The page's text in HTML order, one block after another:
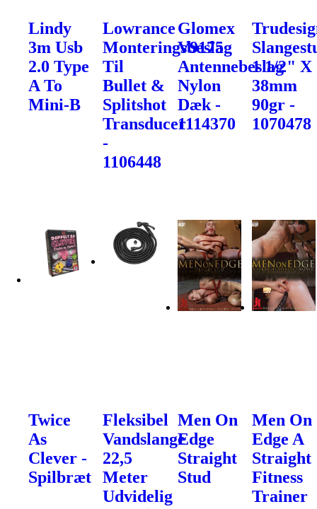
Lindy
3m Usb
2.0 Type
A To
Mini-B
Lowrance
Monteringsbeslag
Til
Bullet &
Splitshot
Transducer
-
1106448
Glomex
V9175
Antennebeslag
Nylon
Dæk -
1114370
1 1/2" X
38mm
90gr -
1070478
Twice
As
Clever -
Spilbræt
Fleksibel
Vandslange
22,5
Meter
Udvidelig
Men On
Edge
Straight
Stud
Men On
Edge A
Straight
Fitness
Trainer